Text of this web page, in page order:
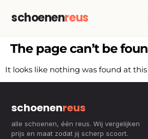
schoenenreus
The page can’t be
It looks like nothing was found at this
schoenenreus
alle schoenen, één reus. Wij vergelijken
prijs en maat zodat jij scherp scoort.